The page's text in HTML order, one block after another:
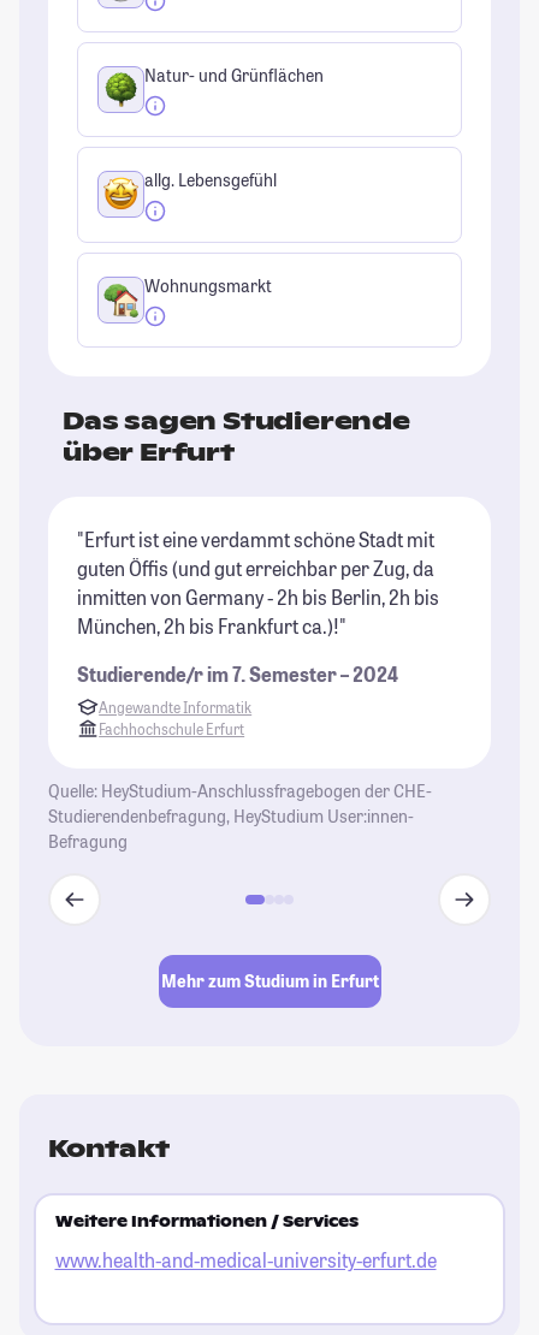
Natur- und Grünflächen
allg. Lebensgefühl
Wohnungsmarkt
Das sagen Studierende
über Erfurt
"Erfurt ist eine verdammt schöne Stadt mit
guten Öffis (und gut erreichbar per Zug, da
inmitten von Germany - 2h bis Berlin, 2h bis
München, 2h bis Frankfurt ca.)!"
Studierende/r im 7. Semester – 2024
Angewandte Informatik
Fachhochschule Erfurt
Quelle: HeyStudium-Anschlussfragebogen der CHE-
Studierendenbefragung, HeyStudium User:innen-
Befragung
Mehr zum Studium in Erfurt
Kontakt
Weitere Informationen / Services
www.health-and-medical-university-erfurt.de